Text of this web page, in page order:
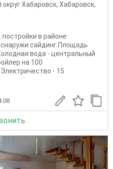
округ Хабаровск, Хабаровск,
в районе
сайдинг.Площадь
вода - центральный
на 100
- 15